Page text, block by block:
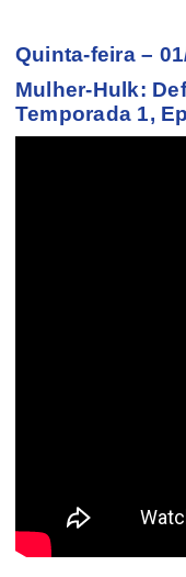
Quinta-feira –
Mulher-Hulk:
Temporada 1,